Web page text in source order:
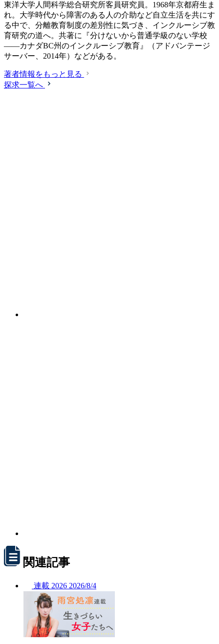
東洋大学人間科学総合研究所客員研究員。1968年京都府生ま
れ。大学時代から障害のある人の介助など自立生活を共にす
る中で、分離教育制度の差別性に気づき、インクルーシブ教
育研究の道へ。共著に『分けないから普通学級のない学校
――カナダBC州のインクルーシブ教育』（アドバンテージ
サーバー、2014年）などがある。
著者情報をもっと見る
探求一覧へ
関連記事
連載 2026 2026/8/4